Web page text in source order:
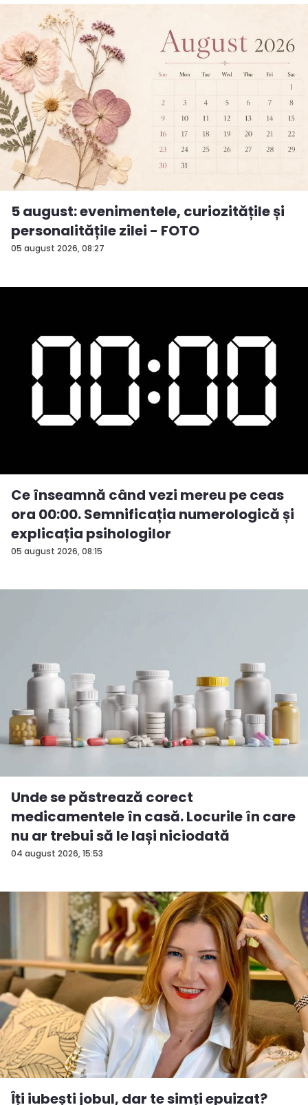
05 august 2026, 08:27
5 august: evenimentele, curiozitățile și
personalitățile zilei - FOTO
05 august 2026, 08:15
Ce înseamnă când vezi mereu pe ceas
ora 00:00. Semnificația numerologică și
explicația psihologilor
04 august 2026, 15:53
Unde se păstrează corect
medicamentele în casă. Locurile în care
nu ar trebui să le lași niciodată
Îți iubești jobul, dar te simți epuizat?